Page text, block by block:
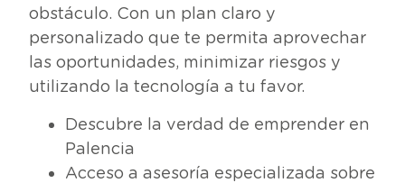
obstáculo. Con un plan claro y
personalizado que te permita aprovechar
las oportunidades, minimizar riesgos y
utilizando la tecnología a tu favor.
Descubre la verdad de emprender en
Palencia
Acceso a asesoría especializada sobre